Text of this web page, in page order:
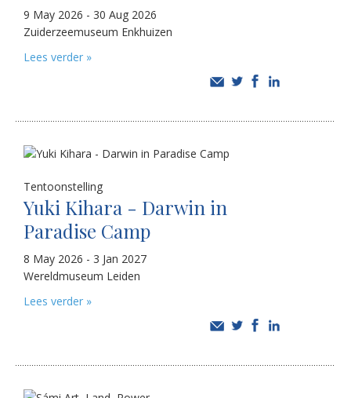
9 May 2026 - 30 Aug 2026
Zuiderzeemuseum Enkhuizen
Lees verder »
Tentoonstelling
Yuki Kihara - Darwin in
Paradise Camp
8 May 2026 - 3 Jan 2027
Wereldmuseum Leiden
Lees verder »